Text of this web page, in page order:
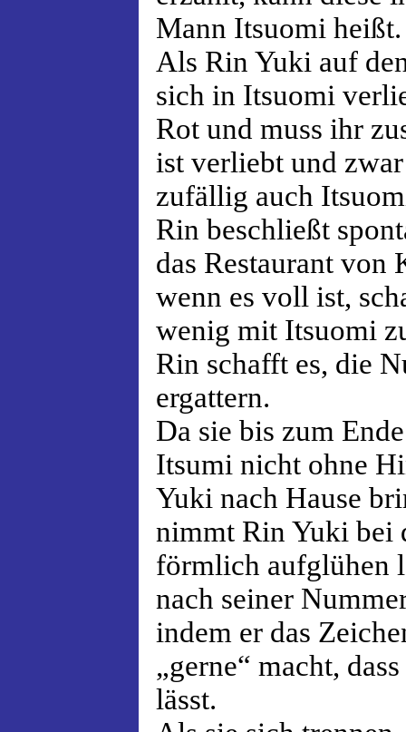
Mann Itsuomi heißt.
Als Rin Yuki auf
sich in Itsuomi
Rot und muss ihr
ist verliebt und
zufällig auch
Rin beschließt
das Restaurant von
wenn es voll ist,
wenig mit Itsuomi
Rin schafft es, die
ergattern.
Da sie bis zum
Itsumi nicht ohne
Yuki nach Hause
nimmt Rin Yuki bei
förmlich aufglühen
nach seiner
indem er das
„gerne“ macht,
lässt.